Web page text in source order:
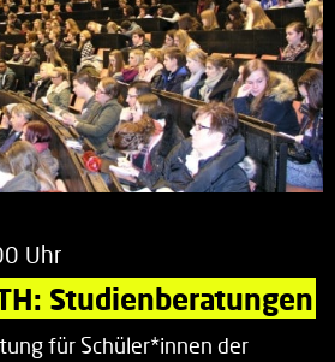
Uhr
Studienberatungen
für Schüler*innen der